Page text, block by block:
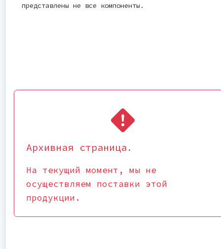
представлены не все компоненты.
Архивная страница.
На текущий момент, мы не
осуществляем поставки этой
продукции.